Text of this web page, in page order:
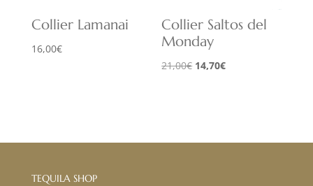
Collier Lamanai
16,00€
Collier Saltos del
Monday
21,00€ Le
14,70€Le
TEQUILA SHOP